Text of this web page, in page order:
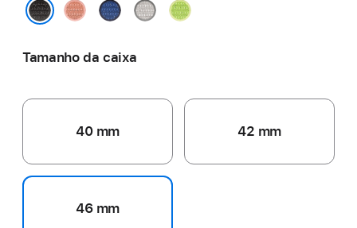
Rosa
Blue
CinzentoVolt Splash
Tamanho da caixa
40 mm 42 mm
46 mm